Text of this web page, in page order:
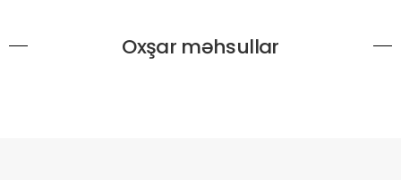
Oxşar məhsullar